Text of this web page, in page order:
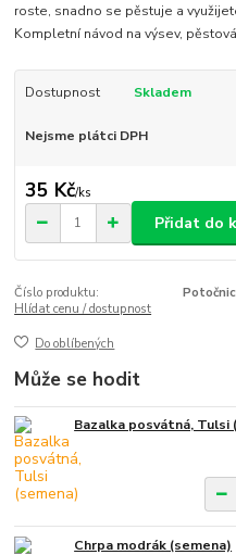
roste, snadno se pěstuje a
Kompletní návod na výsev,
Dostupnost Skladem
Nejsme plátci DPH
35 Kč/ks
Přidat do
Číslo produktu:
Hlídat cenu / dostupnost
Do oblíbených
Může se hodit
Bazalka posvátná, Tulsi
Chrpa modrák (semena)